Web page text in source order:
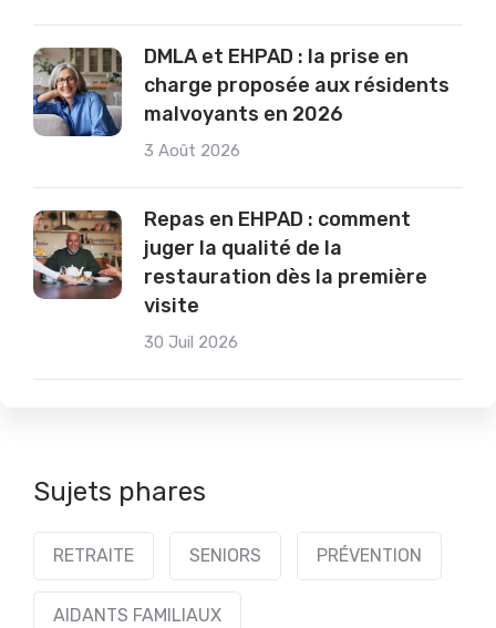
DMLA et EHPAD : la prise en
charge proposée aux résidents
malvoyants en 2026
3 Août 2026
Repas en EHPAD : comment
juger la qualité de la
restauration dès la première
visite
30 Juil 2026
Sujets phares
RETRAITE SENIORS PRÉVENTION
AIDANTS FAMILIAUX